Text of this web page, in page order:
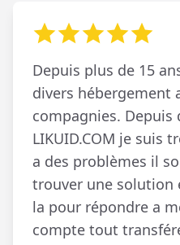
Depuis plus de 15
divers hébergement
compagnies. Depuis
LIKUID.COM je suis
a des problèmes il
trouver une solution
la pour répondre a
compte tout